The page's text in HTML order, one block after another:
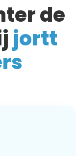
de
jortt